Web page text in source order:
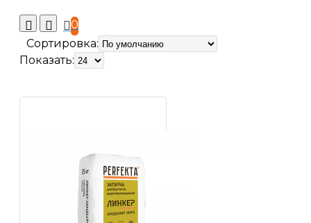
0
Сортировка:
Показать: